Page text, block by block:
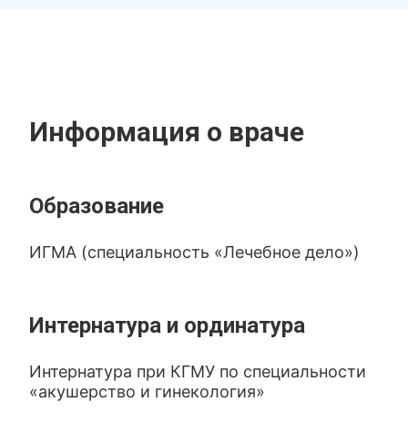
Информация о враче
Образование
ИГМА (специальность «Лечебное дело»)
Интернатура и ординатура
Интернатура при КГМУ по специальности
«акушерство и гинекология»